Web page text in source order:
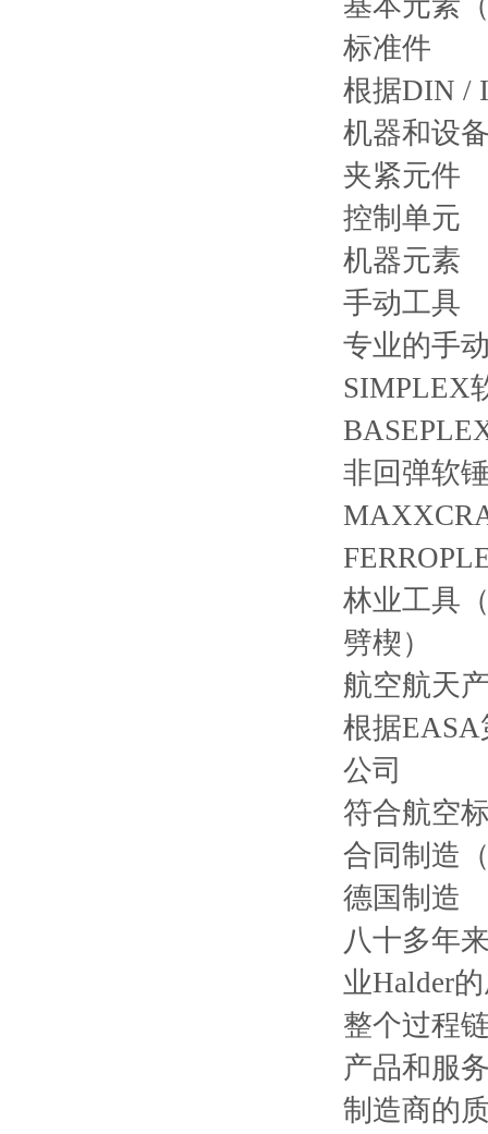
标准件
根据DIN /
机器和设
夹紧元件
控制单元
机器元素
手动工具
专业的手
SIMPLEX
非回弹软
林业工具
劈楔）
航空航天
根据EASA
公司
符合航空
合同制造
德国制造
八十多年
业Halder
整个过程
产品和服
制造商的